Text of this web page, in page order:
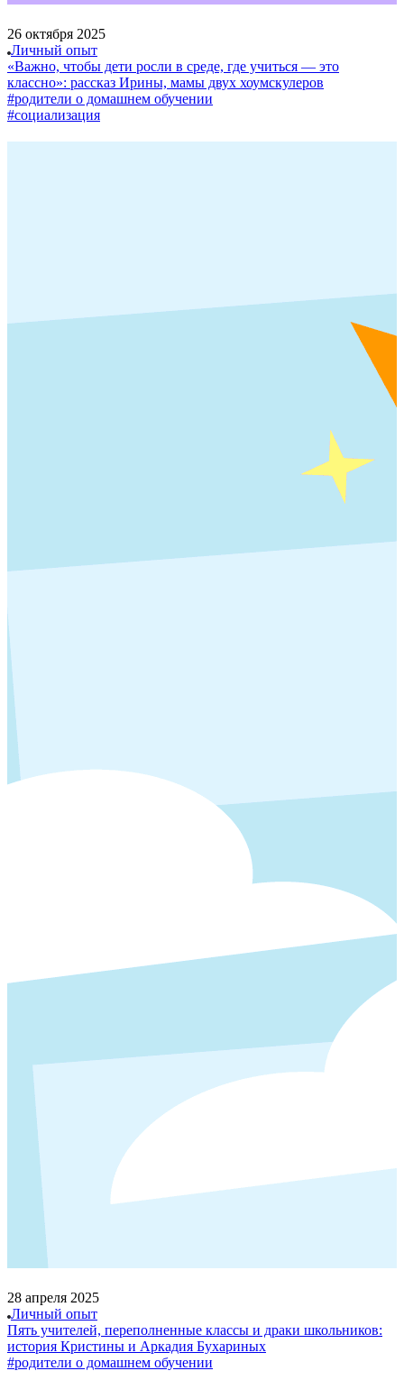
26 октября 2025
Личный опыт
«Важно, чтобы дети росли в среде, где учиться — это
классно»: рассказ Ирины, мамы двух хоумскулеров
#родители о домашнем обучении
#социализация
28 апреля 2025
Личный опыт
Пять учителей, переполненные классы и драки школьников:
история Кристины и Аркадия Бухариных
#родители о домашнем обучении